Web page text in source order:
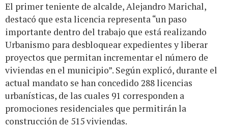
El primer teniente de alcalde, Alejandro Marichal,
destacó que esta licencia representa “un paso
importante dentro del trabajo que está realizando
Urbanismo para desbloquear expedientes y liberar
proyectos que permitan incrementar el número de
viviendas en el municipio”. Según explicó, durante el
actual mandato se han concedido 288 licencias
urbanísticas, de las cuales 91 corresponden a
promociones residenciales que permitirán la
construcción de 515 viviendas.